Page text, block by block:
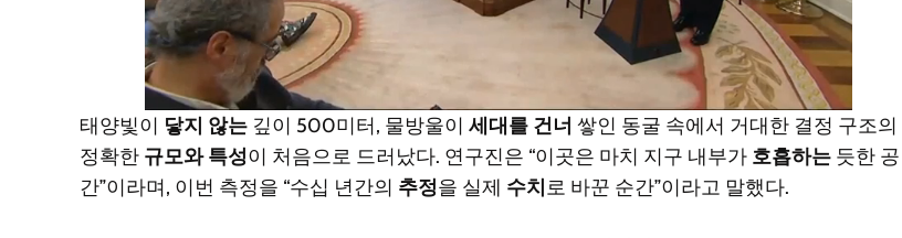
태양빛이 닿지 않는 깊이 500미터, 물방울이 세대를 건너 쌓인 동굴 속에서 거대한 결정 구조의
정확한 규모와 특성이 처음으로 드러났다. 연구진은 “이곳은 마치 지구 내부가 호흡하는 듯한 공
간”이라며, 이번 측정을 “수십 년간의 추정을 실제 수치로 바꾼 순간”이라고 말했다.